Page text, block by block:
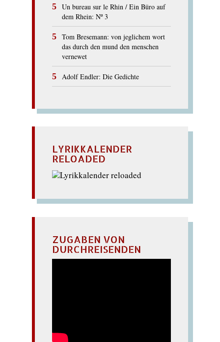
Un bureau sur le Rhin / Ein Büro auf
dem Rhein: Nº 3
Tom Bresemann: von jeglichem wort
das durch den mund den menschen
vernewet
Adolf Endler: Die Gedichte
LYRIKKALENDER
RELOADED
ZUGABEN VON
DURCHREISENDEN